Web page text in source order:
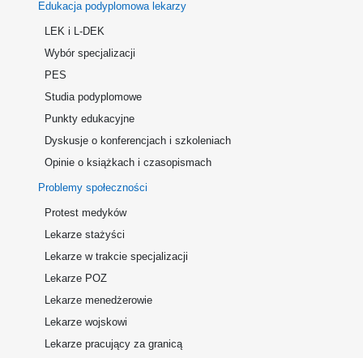
Edukacja podyplomowa lekarzy
LEK i L-DEK
Wybór specjalizacji
PES
Studia podyplomowe
Punkty edukacyjne
Dyskusje o konferencjach i szkoleniach
Opinie o książkach i czasopismach
Problemy społeczności
Protest medyków
Lekarze stażyści
Lekarze w trakcie specjalizacji
Lekarze POZ
Lekarze menedżerowie
Lekarze wojskowi
Lekarze pracujący za granicą